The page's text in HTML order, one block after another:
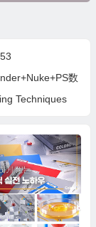
数
Techniques